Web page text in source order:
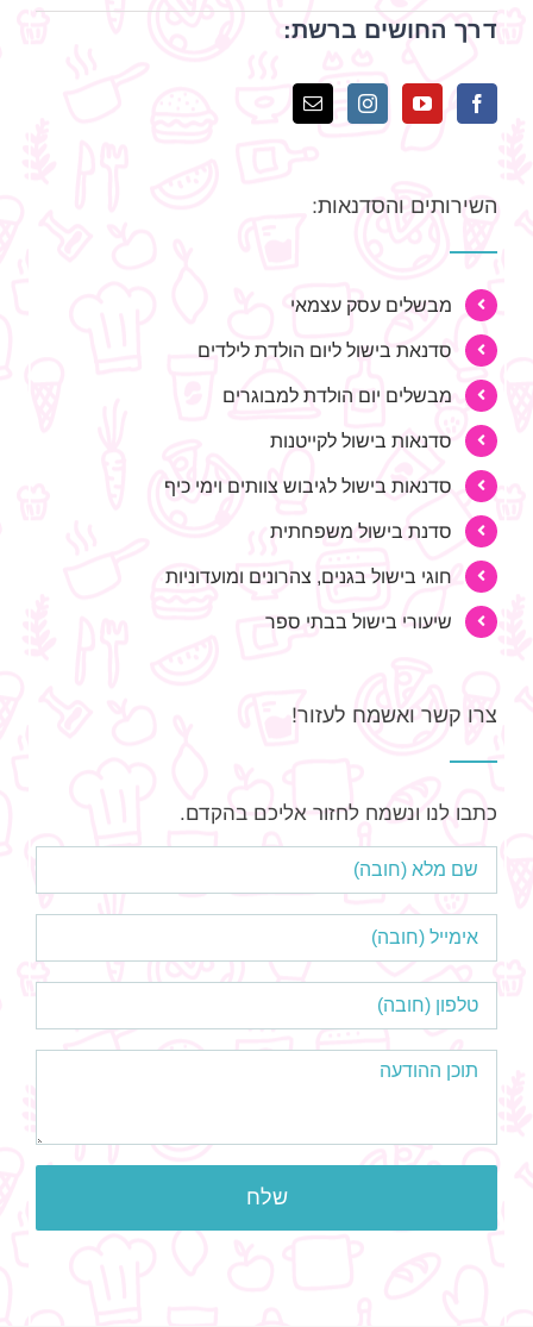
דרך החושים ברשת:
השירותים והסדנאות:
מבשלים עסק עצמאי
סדנאת בישול ליום הולדת לילדים
מבשלים יום הולדת למבוגרים
סדנאות בישול לקייטנות
סדנאות בישול לגיבוש צוותים וימי כיף
סדנת בישול משפחתית
חוגי בישול בגנים, צהרונים ומועדוניות
שיעורי בישול בבתי ספר
צרו קשר ואשמח לעזור!
כתבו לנו ונשמח לחזור אליכם בהקדם.